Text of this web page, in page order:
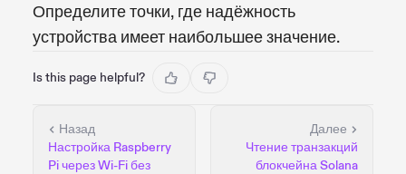
Определите точки, где надёжность
устройства имеет наибольшее значение.
Is this page helpful?
Назад
Настройка Raspberry
Pi через Wi-Fi без
Далее
Чтение транзакций
блокчейна Solana